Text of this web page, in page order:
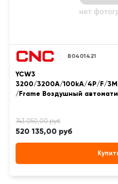
B0401421
YCW3
3200/3200A/100kA/4P/F/
/Frame Воздушный
520 135,00 руб